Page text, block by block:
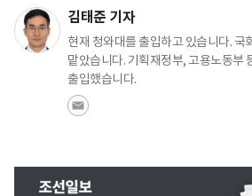
김태준 기자
현재 청와대를 출입하고 있습니다. 국
맡았습니다. 기획재정부, 고용노동부
출입했습니다.